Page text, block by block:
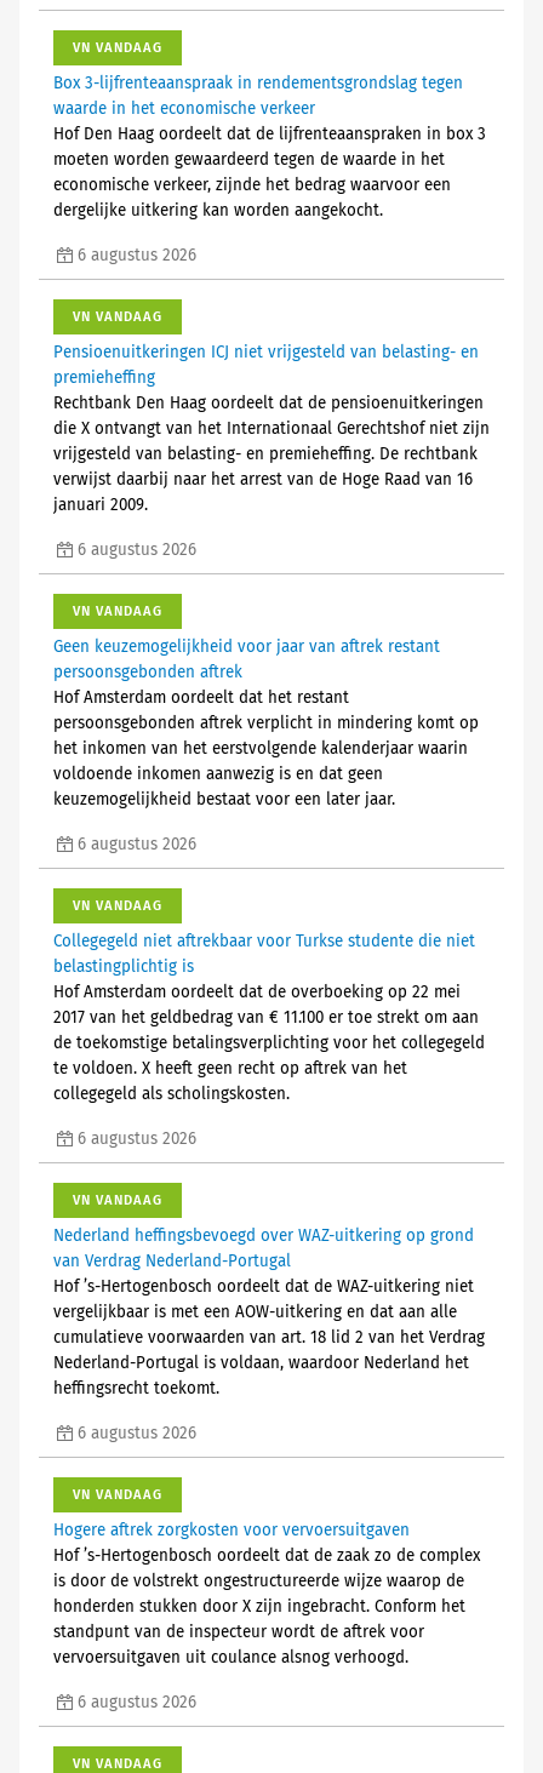
VN VANDAAG
Box 3-lijfrenteaanspraak in rendementsgrondslag tegen
waarde in het economische verkeer
Hof Den Haag oordeelt dat de lijfrenteaanspraken in box 3
moeten worden gewaardeerd tegen de waarde in het
economische verkeer, zijnde het bedrag waarvoor een
dergelijke uitkering kan worden aangekocht.
6 augustus 2026
VN VANDAAG
Pensioenuitkeringen ICJ niet vrijgesteld van belasting- en
premieheffing
Rechtbank Den Haag oordeelt dat de pensioenuitkeringen
die X ontvangt van het Internationaal Gerechtshof niet zijn
vrijgesteld van belasting- en premieheffing. De rechtbank
verwijst daarbij naar het arrest van de Hoge Raad van 16
januari 2009.
6 augustus 2026
VN VANDAAG
Geen keuzemogelijkheid voor jaar van aftrek restant
persoonsgebonden aftrek
Hof Amsterdam oordeelt dat het restant
persoonsgebonden aftrek verplicht in mindering komt op
het inkomen van het eerstvolgende kalenderjaar waarin
voldoende inkomen aanwezig is en dat geen
keuzemogelijkheid bestaat voor een later jaar.
6 augustus 2026
VN VANDAAG
Collegegeld niet aftrekbaar voor Turkse studente die niet
belastingplichtig is
Hof Amsterdam oordeelt dat de overboeking op 22 mei
2017 van het geldbedrag van € 11.100 er toe strekt om aan
de toekomstige betalingsverplichting voor het collegegeld
te voldoen. X heeft geen recht op aftrek van het
collegegeld als scholingskosten.
6 augustus 2026
VN VANDAAG
Nederland heffingsbevoegd over WAZ-uitkering op grond
van Verdrag Nederland-Portugal
Hof ’s-Hertogenbosch oordeelt dat de WAZ-uitkering niet
vergelijkbaar is met een AOW-uitkering en dat aan alle
cumulatieve voorwaarden van art. 18 lid 2 van het Verdrag
Nederland-Portugal is voldaan, waardoor Nederland het
heffingsrecht toekomt.
6 augustus 2026
VN VANDAAG
Hogere aftrek zorgkosten voor vervoersuitgaven
Hof ’s-Hertogenbosch oordeelt dat de zaak zo de complex
is door de volstrekt ongestructureerde wijze waarop de
honderden stukken door X zijn ingebracht. Conform het
standpunt van de inspecteur wordt de aftrek voor
vervoersuitgaven uit coulance alsnog verhoogd.
6 augustus 2026
VN VANDAAG